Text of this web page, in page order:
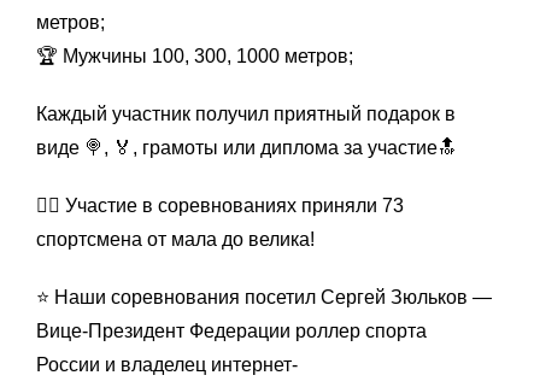
метров;
🏆 Мужчины 100, 300, 1000 метров;
Каждый участник получил приятный подарок в
виде 🍭, 🏅, грамоты или диплома за участие🔝
☝🏻 Участие в соревнованиях приняли 73
спортсмена от мала до велика!
⭐ Наши соревнования посетил Сергей Зюльков —
Вице-Президент Федерации роллер спорта
России и владелец интернет-